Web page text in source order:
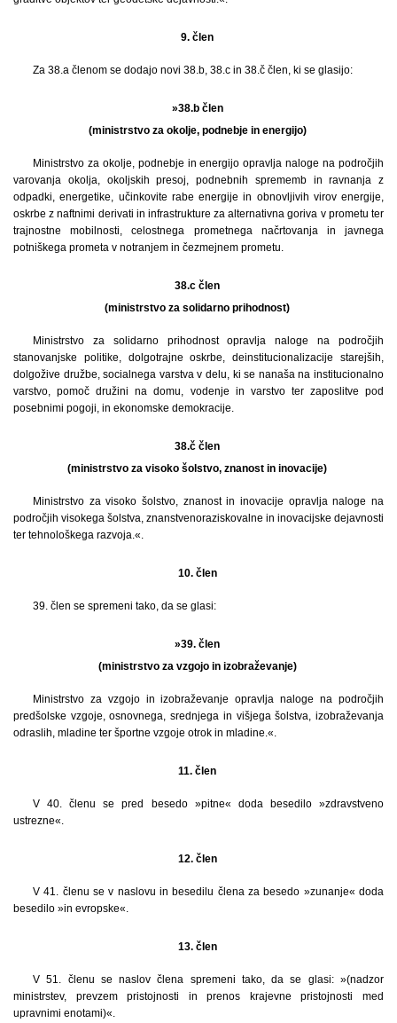
9. člen
Za 38.a členom se dodajo novi 38.b, 38.c in 38.č člen, ki se glasijo:
»38.b člen
(ministrstvo za okolje, podnebje in energijo)
Ministrstvo za okolje, podnebje in energijo opravlja naloge na področjih
varovanja okolja, okoljskih presoj, podnebnih sprememb in ravnanja z
odpadki, energetike, učinkovite rabe energije in obnovljivih virov energije,
oskrbe z naftnimi derivati in infrastrukture za alternativna goriva v prometu ter
trajnostne mobilnosti, celostnega prometnega načrtovanja in javnega
potniškega prometa v notranjem in čezmejnem prometu.
38.c člen
(ministrstvo za solidarno prihodnost)
Ministrstvo za solidarno prihodnost opravlja naloge na področjih
stanovanjske politike, dolgotrajne oskrbe, deinstitucionalizacije starejših,
dolgožive družbe, socialnega varstva v delu, ki se nanaša na institucionalno
varstvo, pomoč družini na domu, vodenje in varstvo ter zaposlitve pod
posebnimi pogoji, in ekonomske demokracije.
38.č člen
(ministrstvo za visoko šolstvo, znanost in inovacije)
Ministrstvo za visoko šolstvo, znanost in inovacije opravlja naloge na
področjih visokega šolstva, znanstvenoraziskovalne in inovacijske dejavnosti
ter tehnološkega razvoja.«.
10. člen
39. člen se spremeni tako, da se glasi:
»39. člen
(ministrstvo za vzgojo in izobraževanje)
Ministrstvo za vzgojo in izobraževanje opravlja naloge na področjih
predšolske vzgoje, osnovnega, srednjega in višjega šolstva, izobraževanja
odraslih, mladine ter športne vzgoje otrok in mladine.«.
11. člen
V 40. členu se pred besedo »pitne« doda besedilo »zdravstveno
ustrezne«.
12. člen
V 41. členu se v naslovu in besedilu člena za besedo »zunanje« doda
besedilo »in evropske«.
13. člen
V 51. členu se naslov člena spremeni tako, da se glasi: »(nadzor
ministrstev, prevzem pristojnosti in prenos krajevne pristojnosti med
upravnimi enotami)«.